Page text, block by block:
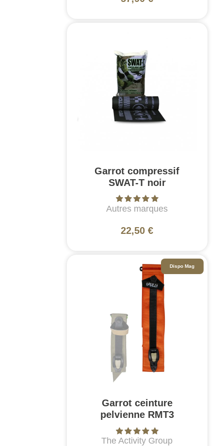
Garrot compressif
SWAT-T noir
Autres marques
22,50 €
Garrot ceinture
pelvienne RMT3
The Activity Group
Dispo Mag